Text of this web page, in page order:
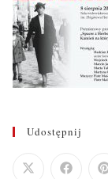
Udostępnij